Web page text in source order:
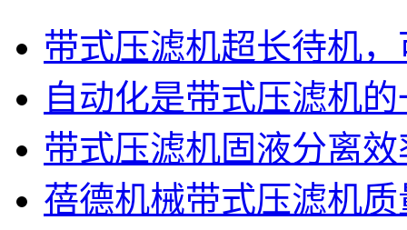
带式压滤机超长待机
自动化是带式压滤机
带式压滤机固液分离
蓓德机械带式压滤机